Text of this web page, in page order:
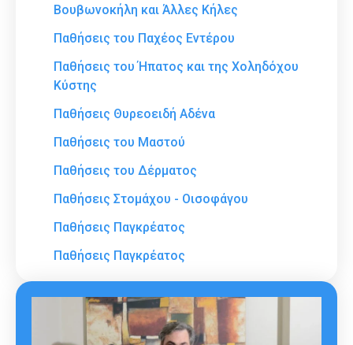
Βουβωνοκήλη και Άλλες Κήλες
Παθήσεις του Παχέος Εντέρου
Παθήσεις του Ήπατος και της Χοληδόχου
Κύστης
Παθήσεις Θυρεοειδή Αδένα
Παθήσεις του Μαστού
Παθήσεις του Δέρματος
Παθήσεις Στομάχου - Οισοφάγου
Παθήσεις Παγκρέατος
Παθήσεις Παγκρέατος